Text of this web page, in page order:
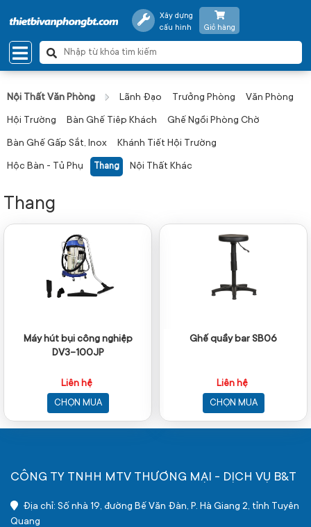
Xây dựng
cấu hình
Giỏ hàng
Nội Thất Văn Phòng Lãnh Đạo Trưởng Phòng Văn Phòng
Hội Trường Bàn Ghế Tiêp Khách Ghế Ngồi Phòng Chờ
Bàn Ghế Gấp Sắt, Inox Khánh Tiết Hội Trường
Hộc Bàn - Tủ Phụ Thang Nội Thất Khác
Thang
Máy hút bụi công nghiệp
DV3-100JP
Liên hệ
CHỌN MUA
Ghế quầy bar SB06
Liên hệ
CHỌN MUA
CÔNG TY TNHH MTV THƯƠNG MẠI - DỊCH VỤ B&T
Địa chỉ: Số nhà 19, đường Bế Văn Đàn, P. Hà Giang 2, tỉnh Tuyên
Quang